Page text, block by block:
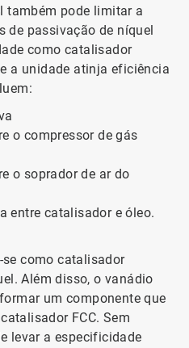
também pode limitar a
de passivação de níquel
como catalisador
a unidade atinja eficiência
o compressor de gás
o soprador de ar do
entre catalisador e óleo.
como catalisador
Além disso, o vanádio
um componente que
FCC. Sem
levar a especificidade